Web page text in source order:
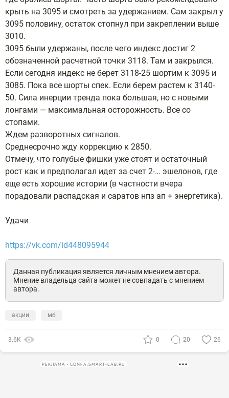
крыть на 3095 и смотреть за удержанием. Сам закрыл у
3095 половину, остаток стопнул при закреплении выше
3010.
3095 были удержаны, после чего индекс достиг 2
обозначенной расчетной точки 3118. Там и закрылся.
Если сегодня индекс не берет 3118-25 шортим к 3095 и
3085. Пока все шорты спек. Если берем растем к 3140-
50. Сила инерции тренда пока большая, но с новыми
лонгами — максимальная осторожность. Все со
стопами.
Ждем разворотных сигналов.
Среднесрочно жду коррекцию к 2850.
Отмечу, что голубые фишки уже стоят и остаточный
рост как и предполагал идет за счет 2-… эшелонов, где
еще есть хорошие истории (в частности вчера
порадовали распадская и саратов нпз ап + энергетика).
Удачи
https://vk.com/id448095944
Данная публикация является личным мнением автора.
Мнение владельца сайта может не совпадать с мнением
автора.
акции мб
3.6К 0 20 26
РЕКЛАМА • CONFA.SMART-LAB.RU